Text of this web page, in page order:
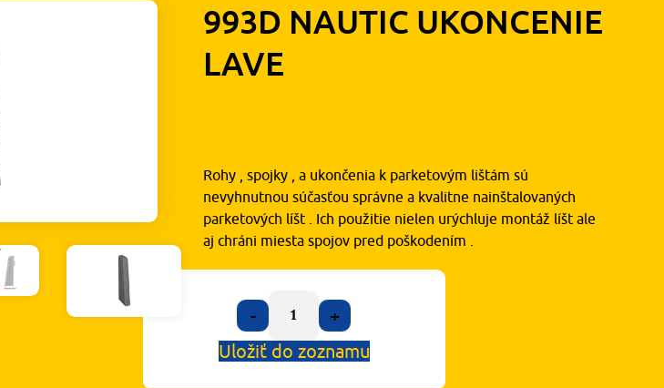
993D NAUTIC UKONCENIE
LAVE
Rohy , spojky , a ukončenia k parketovým lištám sú
nevyhnutnou súčasťou správne a kvalitne nainštalovaných
parketových líšt . Ich použitie nielen urýchluje montáž líšt ale
aj chráni miesta spojov pred poškodením .
-
+
Uložiť do zoznamu